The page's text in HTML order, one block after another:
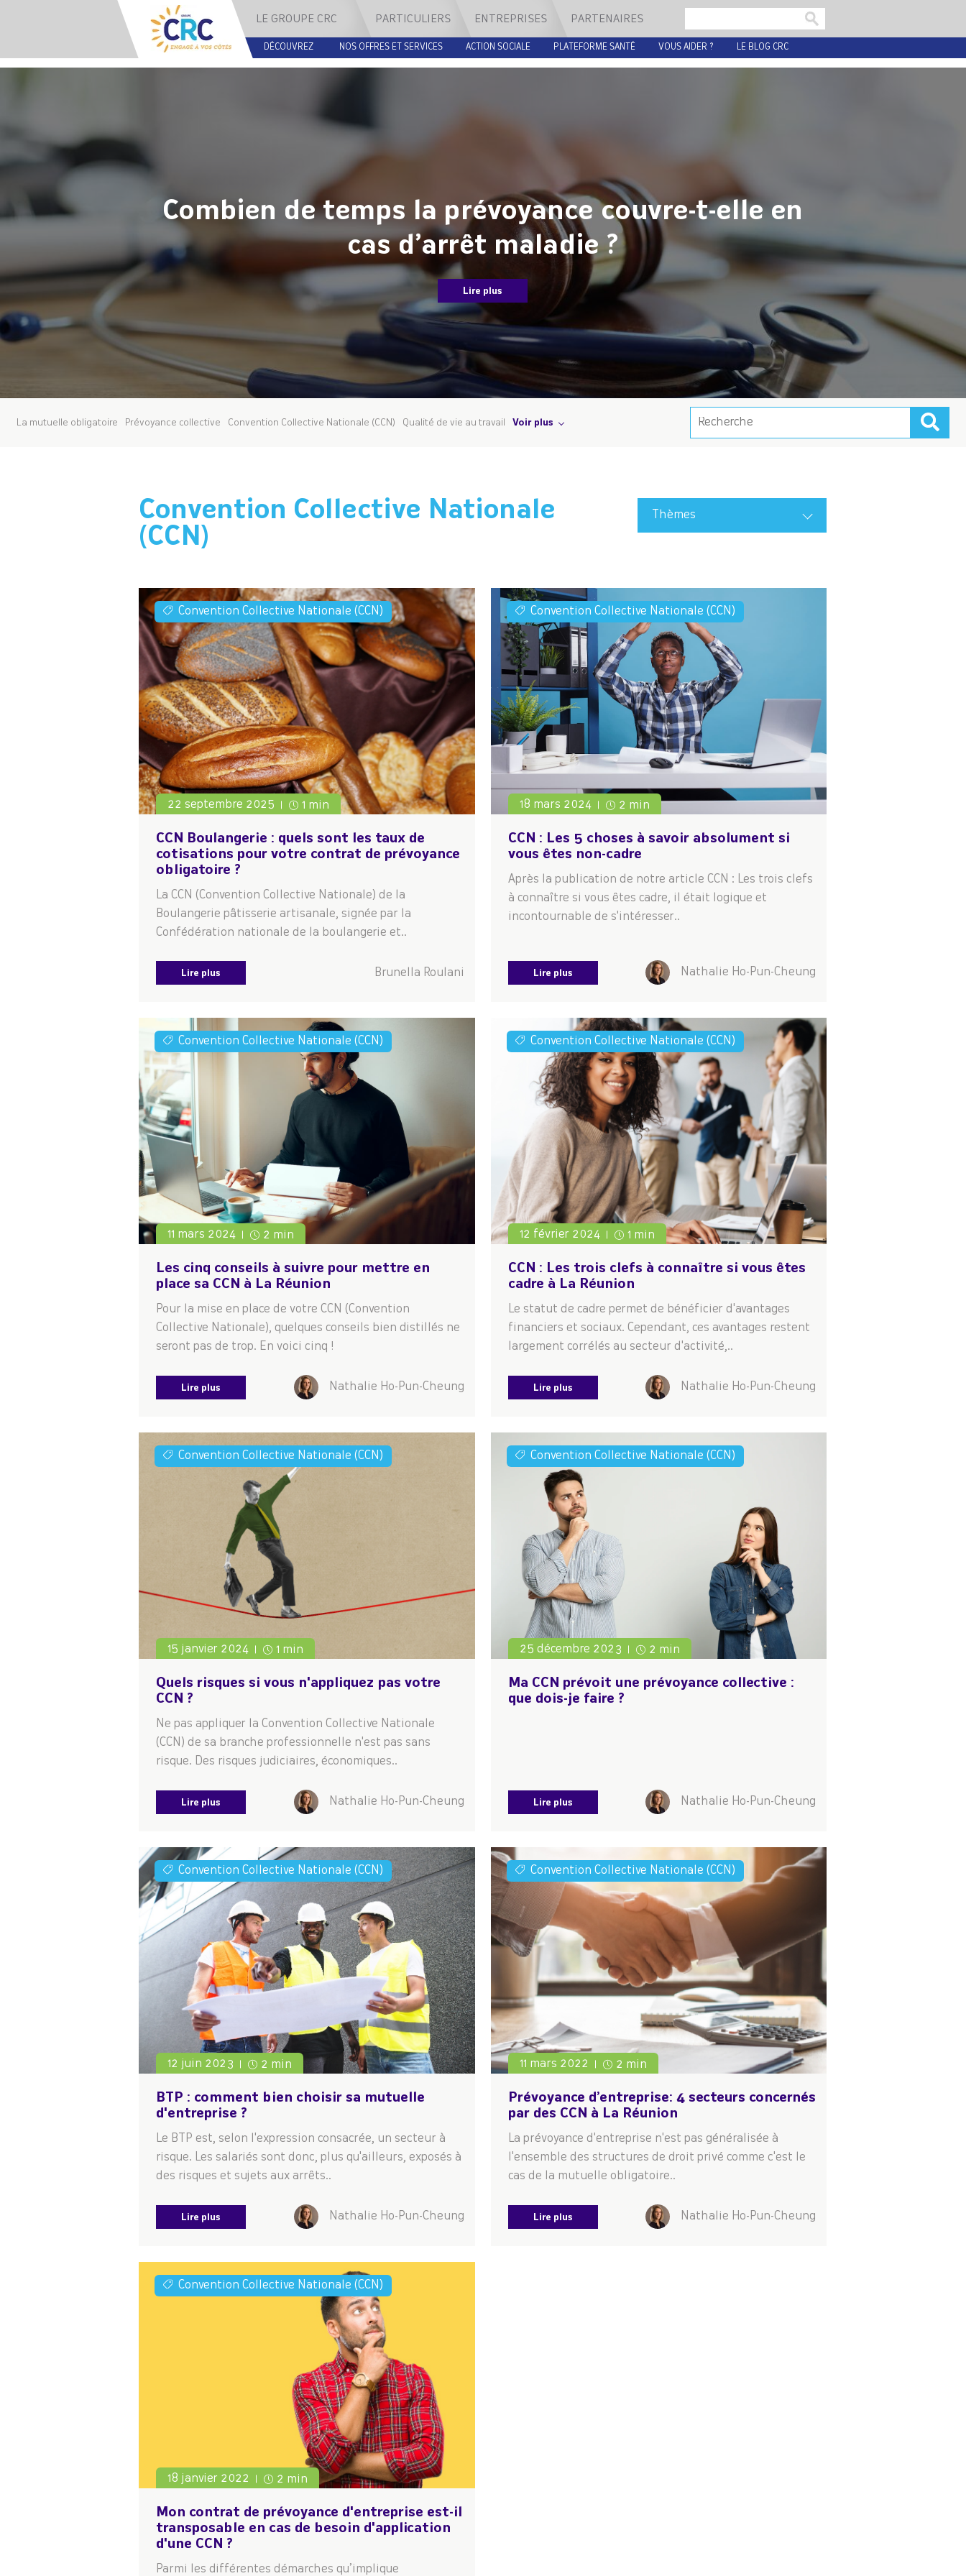
LE GROUPE CRC PARTICULIERS ENTREPRISES PARTENAIRES
DÉCOUVREZ NOS OFFRES ET SERVICES ACTION SOCIALE PLATEFORME SANTÉ VOUS AIDER ? LE BLOG CRC
Combien de temps la prévoyance couvre-t-elle en
cas d’arrêt maladie ?
Lire plus
La mutuelle obligatoire Prévoyance collective Convention Collective Nationale (CCN) Qualité de vie au travail Voir plus
Convention Collective Nationale
(CCN)
Thèmes
Convention Collective Nationale (CCN)
22 septembre 2025 1 min
CCN Boulangerie : quels sont les taux de
cotisations pour votre contrat de prévoyance
obligatoire ?
La CCN (Convention Collective Nationale) de la
Boulangerie pâtisserie artisanale, signée par la
Confédération nationale de la boulangerie et..
Lire plus Brunella Roulani
Convention Collective Nationale (CCN)
18 mars 2024 2 min
CCN : Les 5 choses à savoir absolument si
vous êtes non-cadre
Après la publication de notre article CCN : Les trois clefs
à connaître si vous êtes cadre, il était logique et
incontournable de s'intéresser..
Lire plus Nathalie Ho-Pun-Cheung
Convention Collective Nationale (CCN)
11 mars 2024 2 min
Les cinq conseils à suivre pour mettre en
place sa CCN à La Réunion
Pour la mise en place de votre CCN (Convention
Collective Nationale), quelques conseils bien distillés ne
seront pas de trop. En voici cinq !
Lire plus Nathalie Ho-Pun-Cheung
Convention Collective Nationale (CCN)
12 février 2024 1 min
CCN : Les trois clefs à connaître si vous êtes
cadre à La Réunion
Le statut de cadre permet de bénéficier d'avantages
financiers et sociaux. Cependant, ces avantages restent
largement corrélés au secteur d'activité,..
Lire plus Nathalie Ho-Pun-Cheung
Convention Collective Nationale (CCN)
15 janvier 2024 1 min
Quels risques si vous n'appliquez pas votre
CCN ?
Ne pas appliquer la Convention Collective Nationale
(CCN) de sa branche professionnelle n'est pas sans
risque. Des risques judiciaires, économiques..
Lire plus Nathalie Ho-Pun-Cheung
Convention Collective Nationale (CCN)
25 décembre 2023 2 min
Ma CCN prévoit une prévoyance collective :
que dois-je faire ?
Lire plus Nathalie Ho-Pun-Cheung
Convention Collective Nationale (CCN)
12 juin 2023 2 min
BTP : comment bien choisir sa mutuelle
d'entreprise ?
Le BTP est, selon l'expression consacrée, un secteur à
risque. Les salariés sont donc, plus qu'ailleurs, exposés à
des risques et sujets aux arrêts..
Lire plus Nathalie Ho-Pun-Cheung
Convention Collective Nationale (CCN)
11 mars 2022 2 min
Prévoyance d’entreprise: 4 secteurs concernés
par des CCN à La Réunion
La prévoyance d'entreprise n'est pas généralisée à
l'ensemble des structures de droit privé comme c'est le
cas de la mutuelle obligatoire..
Lire plus Nathalie Ho-Pun-Cheung
Convention Collective Nationale (CCN)
18 janvier 2022 2 min
Mon contrat de prévoyance d'entreprise est-il
transposable en cas de besoin d'application
d'une CCN ?
Parmi les différentes démarches qu’implique